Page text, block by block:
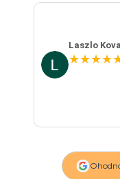
Laszlo
★★★★